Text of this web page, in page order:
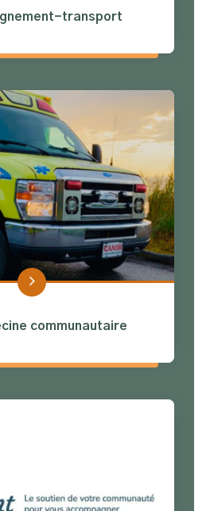
transport
communautaire